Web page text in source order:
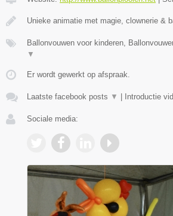
Unieke animatie met magie, clownerie &
Ballonvouwen voor kinderen,
▼
Er wordt gewerkt op afspraak.
Laatste facebook posts ▼ Introductie
Sociale media: